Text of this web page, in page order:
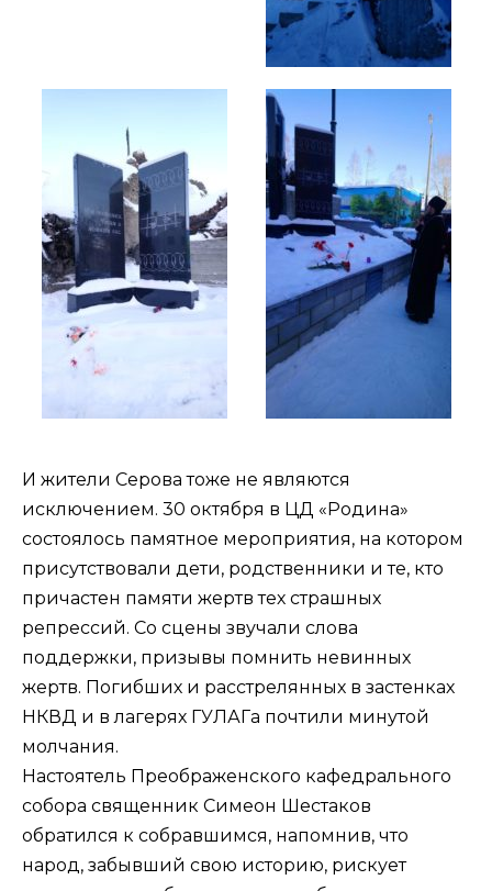
И жители Серова тоже не являются
исключением. 30 октября в ЦД «Родина»
состоялось памятное мероприятия, на котором
присутствовали дети, родственники и те, кто
причастен памяти жертв тех страшных
репрессий. Со сцены звучали слова
поддержки, призывы помнить невинных
жертв. Погибших и расстрелянных в застенках
НКВД и в лагерях ГУЛАГа почтили минутой
молчания.
Настоятель Преображенского кафедрального
собора священник Симеон Шестаков
обратился к собравшимся, напомнив, что
народ, забывший свою историю, рискует